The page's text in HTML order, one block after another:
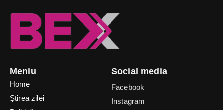
Meniu
Home
Știrea zilei
Social media
Facebook
Instagram